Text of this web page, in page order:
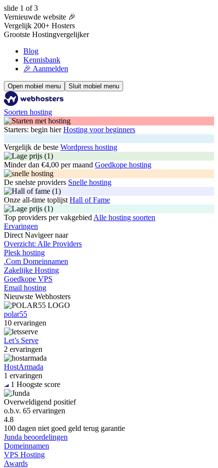
slide 1 of 3
Vernieuwde website 🎉
Vergelijk 200+ Hosters
Grootste Hostingvergelijker
Blog
Kennisbank
🎉 Aanmelden
Open mobiel menu Sluit mobiel menu
Soorten hosting
Starters: begin hierHosting voor beginners
Vergelijk de beste Wordpress hosting
Minder dan €4,00 per maand Goedkope hosting
De snelste providers Snelle hosting
Onze all-time toplijst Hall of Fame
Top providers per vakgebied Alle hosting soorten
Ervaringen
Direct Navigeer naar
Overzicht: Alle Providers
Plesk hosting
.Com Domeinnamen
Zakelijke Hosting
Goedkope VPS
Email hosting
Nieuwste Webhosters
polar55
10 ervaringen
Let’s Serve
2 ervaringen
HostArmada
1 ervaringen
1 Hoogste score
Overweldigend positief
o.b.v. 65 ervaringen
4.8
100 dagen niet goed geld terug garantie
Junda beoordelingen
Domeinnamen
VPS Hosting
Awards